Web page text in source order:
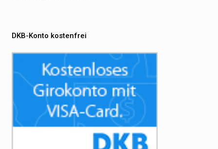
DKB-Konto kostenfrei